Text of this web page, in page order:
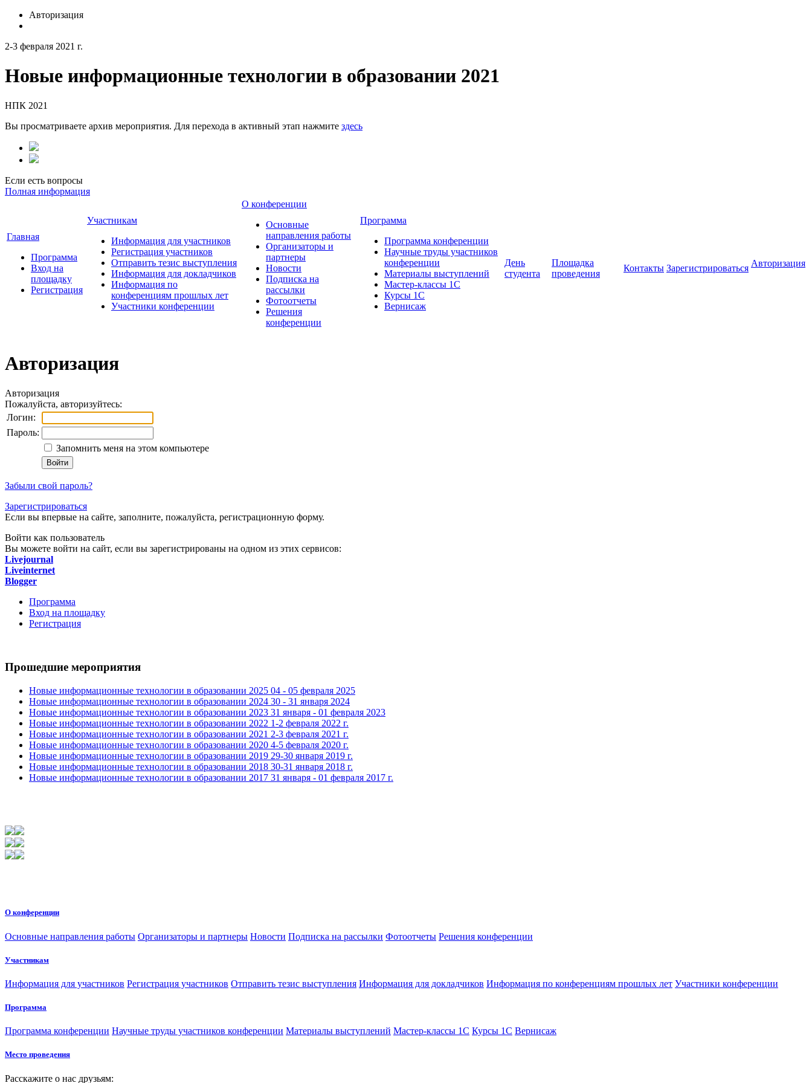
Авторизация
2-3 февраля 2021 г.
Новые информационные технологии в образовании 2021
НПК 2021
Вы просматриваете архив мероприятия. Для перехода в активный этап нажмите здесь
Если есть вопросы
Полная информация
Главная
Программа
Вход на
площадку
Регистрация
Участникам
Информация для участников
Регистрация участников
Отправить тезис выступления
Информация для докладчиков
Информация по
конференциям прошлых лет
Участники конференции
О конференции
Основные
направления работы
Организаторы и
партнеры
Новости
Подписка на
рассылки
Фотоотчеты
Решения
конференции
Программа
Программа конференции
Научные труды участников
конференции
Материалы выступлений
Мастер-классы 1С
Курсы 1С
Вернисаж
День
студента
Площадка
проведения
Контакты Зарегистрироваться Авторизация
Авторизация
Авторизация
Пожалуйста, авторизуйтесь:
Логин:
Пароль:
Запомнить меня на этом компьютере
Забыли свой пароль?
Зарегистрироваться
Если вы впервые на сайте, заполните, пожалуйста, регистрационную форму.
Войти как пользователь
Вы можете войти на сайт, если вы зарегистрированы на одном из этих сервисов:
Livejournal
Liveinternet
Blogger
Программа
Вход на площадку
Регистрация
Прошедшие мероприятия
Новые информационные технологии в образовании 2025 04 - 05 февраля 2025
Новые информационные технологии в образовании 2024 30 - 31 января 2024
Новые информационные технологии в образовании 2023 31 января - 01 февраля 2023
Новые информационные технологии в образовании 2022 1-2 февраля 2022 г.
Новые информационные технологии в образовании 2021 2-3 февраля 2021 г.
Новые информационные технологии в образовании 2020 4-5 февраля 2020 г.
Новые информационные технологии в образовании 2019 29-30 января 2019 г.
Новые информационные технологии в образовании 2018 30-31 января 2018 г.
Новые информационные технологии в образовании 2017 31 января - 01 февраля 2017 г.
О конференции
Основные направления работы Организаторы и партнеры Новости Подписка на рассылки Фотоотчеты Решения конференции
Участникам
Информация для участников Регистрация участников Отправить тезис выступления Информация для докладчиков Информация по конференциям прошлых лет Участники конференции
Программа
Программа конференции Научные труды участников конференции Материалы выступлений Мастер-классы 1С Курсы 1С Вернисаж
Место проведения
Расскажите о нас друзьям: